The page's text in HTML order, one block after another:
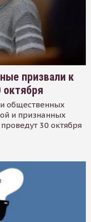
призвали к
октября
общественных
и признанных
30 октября